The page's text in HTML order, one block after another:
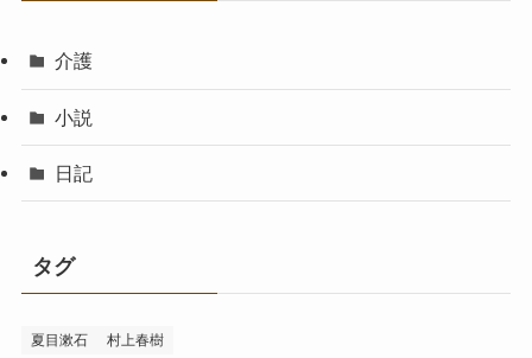
介護
小説
日記
タグ
夏目漱石 村上春樹